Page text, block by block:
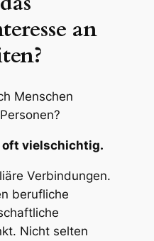
an
Menschen
oft vielschichtig.
Verbindungen.
berufliche
Nicht selten